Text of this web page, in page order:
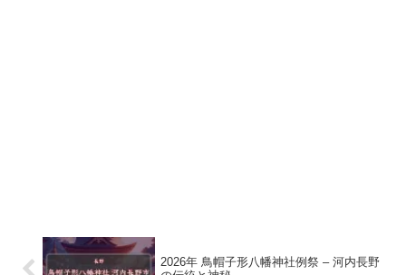
2026年 鳥帽子形八幡神社例祭 – 河内長野